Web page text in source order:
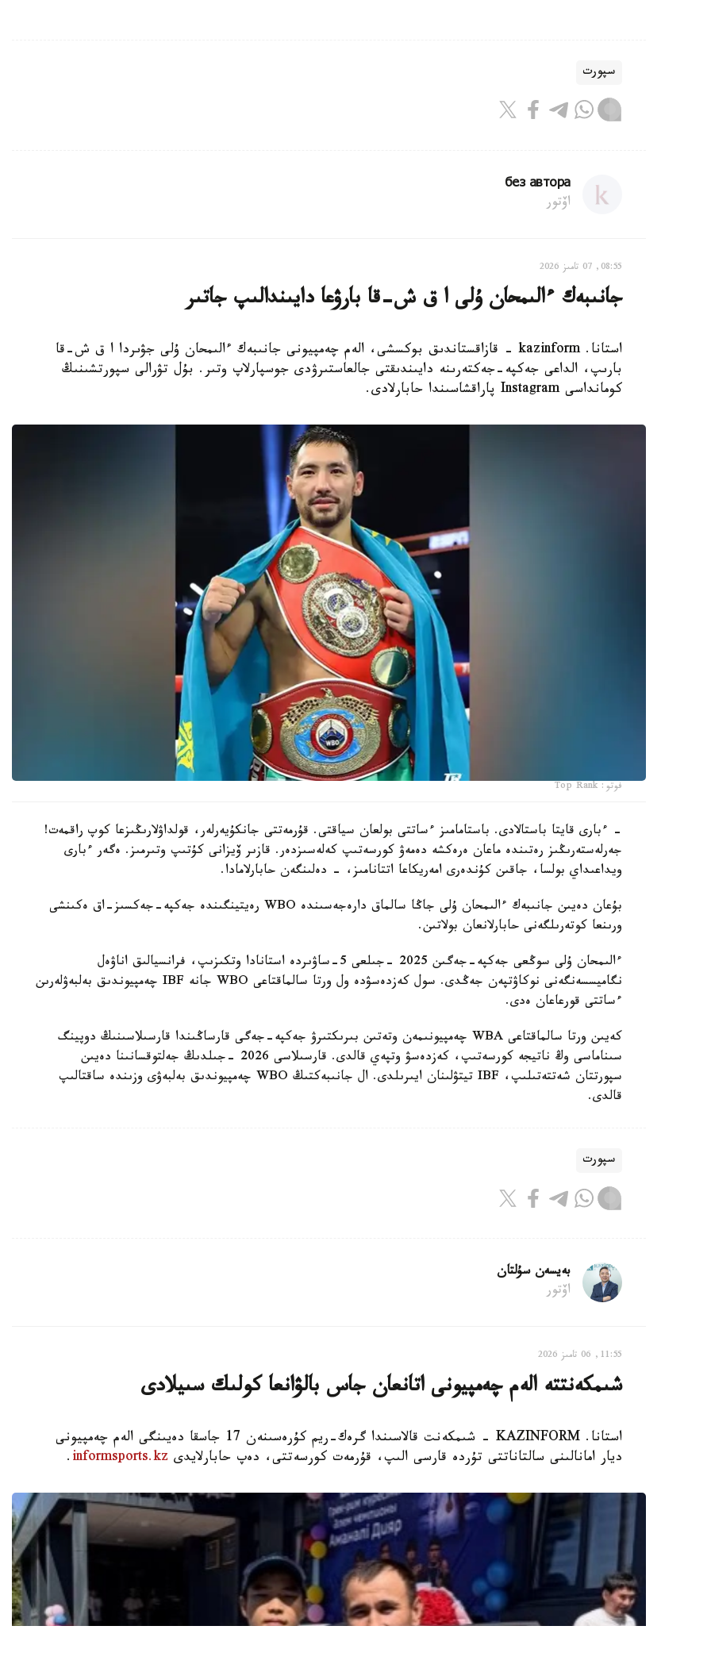
سپورت
без автора
اۆتور
08:55, 07 تامىز 2026
جانىبەك ءالىمحان ۇلى ا ق ش-قا بارۋعا دايىندالىپ جاتىر
استانا. kazinform - قازاقستاندىق بوكسشى، الەم چەمپيونى جانىبەك ءالىمحان ۇلى جۋىردا ا ق ش-قا
بارىپ، الداعى جەكپە-جەكتەرىنە دايىندىقتى جالعاستىرۋدى جوسپارلاپ وتىر. بۇل تۋرالى سپورتشىنىڭ
كومانداسى Instagram پاراقشاسىندا حابارلادى.
فوتو: Top Rank
- ءبارى قايتا باستالادى. باستامامىز ءساتتى بولعان سياقتى. قۇرمەتتى جانكۇيەرلەر، قولداۋلارىڭىزعا كوپ راقمەت!
جەرلەستەرىڭىز رەتىندە ماعان ەرەكشە دەمەۋ كورسەتىپ كەلەسىزدەر. قازىر ۆيزانى كۇتىپ وتىرمىز. ەگەر ءبارى
ويداعىداي بولسا، جاقىن كۇندەرى امەريكاعا اتتانامىز، - دەلىنگەن حابارلامادا.
بۇعان دەيىن جانىبەك ءالىمحان ۇلى جاڭا سالماق دارەجەسىندە WBO رەيتينگىندە جەكپە-جەكسىز-اق ەكىنشى
ورىنعا كوتەرىلگەنى حابارلانعان بولاتىن.
ءالىمحان ۇلى سوڭعى جەكپە-جەگىن 2025 -جىلعى 5-ساۋىردە استانادا وتكىزىپ، فرانسيالىق اناۋەل
نگاميسسەنگەنى نوكاۋتپەن جەڭدى. سول كەزدەسۋدە ول ورتا سالماقتاعى WBO جانە IBF چەمپيوندىق بەلبەۋلەرىن
ءساتتى قورعاعان ەدى.
كەيىن ورتا سالماقتاعى WBA چەمپيونىمەن وتەتىن بىرىكتىرۋ جەكپە-جەگى قارساڭىندا قارسىلاسىنىڭ دوپينگ
سىناماسى وڭ ناتيجە كورسەتىپ، كەزدەسۋ وتپەي قالدى. قارسىلاسى 2026 -جىلدىڭ جەلتوقسانىنا دەيىن
سپورتتان شەتتەتىلىپ، IBF تيتۋلىنان ايىرىلدى. ال جانىبەكتىڭ WBO چەمپيوندىق بەلبەۋى وزىندە ساقتالىپ
قالدى.
سپورت
بەيسەن سۇلتان
اۆتور
11:55, 06 تامىز 2026
شىمكەنتتە الەم چەمپيونى اتانعان جاس بالۋانعا كولىك سىيلادى
استانا. KAZINFORM - شىمكەنت قالاسىندا گرەك-ريم كۇرەسىنەن 17 جاسقا دەيىنگى الەم چەمپيونى
ديار امانالىنى سالتاناتتى تۇردە قارسى الىپ، قۇرمەت كورسەتتى، دەپ حابارلايدى informsports.kz
.